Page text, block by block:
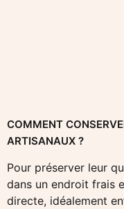
COMMENT
ARTISANAUX ?
Pour préserver leur
dans un endroit frais
directe, idéalement